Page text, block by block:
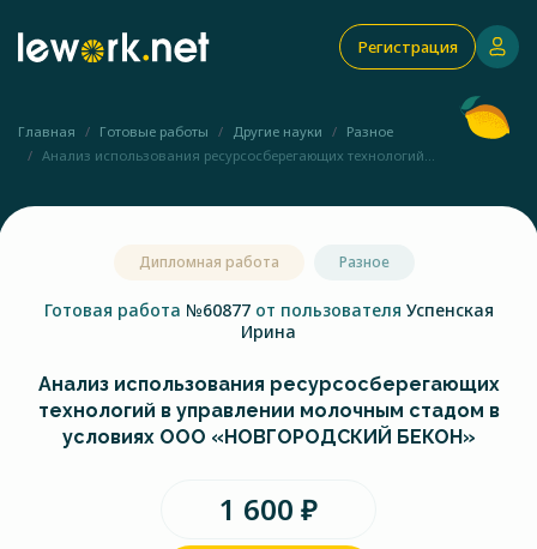
Регистрация
Главная Готовые работы Другие науки
Разное
Анализ использования ресурсосберегающих технологий...
Дипломная работа Разное
Готовая работа №60877 от пользователя Успенская
Ирина
Анализ использования ресурсосберегающих
технологий в управлении молочным стадом в
условиях ООО «НОВГОРОДСКИЙ БЕКОН»
1 600 ₽